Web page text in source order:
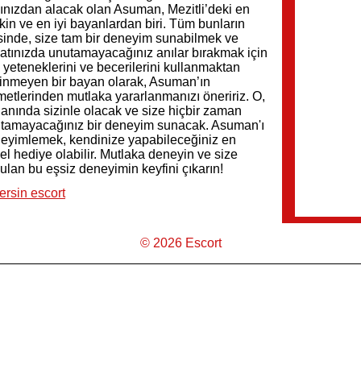
alacak olan Asuman, Mezitli’deki en
ve en iyi bayanlardan biri. Tüm bunların
size tam bir deneyim sunabilmek ve
unutamayacağınız anılar bırakmak için
yeteneklerini ve becerilerini kullanmaktan
bir bayan olarak, Asuman’ın
mutlaka yararlanmanızı öneririz. O,
sizinle olacak ve size hiçbir zaman
bir deneyim sunacak. Asuman'ı
kendinize yapabileceğiniz en
hediye olabilir. Mutlaka deneyin ve size
bu eşsiz deneyimin keyfini çıkarın!
escort
© 2026 Escort